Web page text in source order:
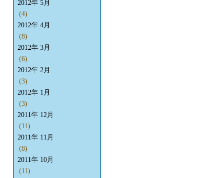
2012年 5月
(4)
2012年 4月
(8)
2012年 3月
(6)
2012年 2月
(3)
2012年 1月
(3)
2011年 12月
(11)
2011年 11月
(8)
2011年 10月
(11)